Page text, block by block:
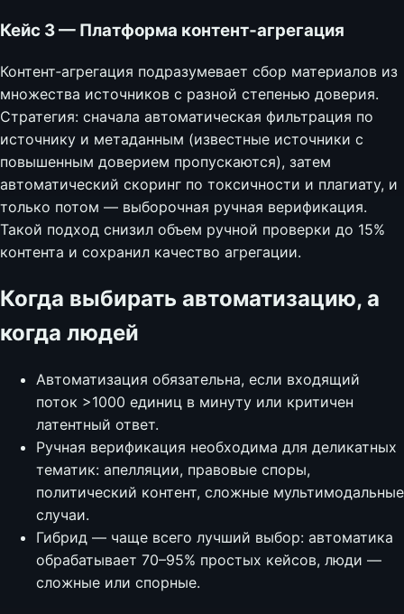
Кейс 3 — Платформа контент‑агрегация
Контент‑агрегация подразумевает сбор материалов из
множества источников с разной степенью доверия.
Стратегия: сначала автоматическая фильтрация по
источнику и метаданным (известные источники с
повышенным доверием пропускаются), затем
автоматический скоринг по токсичности и плагиату, и
только потом — выборочная ручная верификация.
Такой подход снизил объем ручной проверки до 15%
контента и сохранил качество агрегации.
Когда выбирать автоматизацию, а
когда людей
Автоматизация обязательна, если входящий
поток >1000 единиц в минуту или критичен
латентный ответ.
Ручная верификация необходима для деликатных
тематик: апелляции, правовые споры,
политический контент, сложные мультимодальные
случаи.
Гибрид — чаще всего лучший выбор: автоматика
обрабатывает 70–95% простых кейсов, люди —
сложные или спорные.